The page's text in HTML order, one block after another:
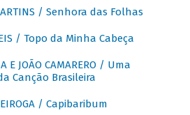
/ Senhora das Folhas
/ Topo da Minha Cabeça
E JOÃO CAMARERO / Uma
Canção Brasileira
/ Capibaribum